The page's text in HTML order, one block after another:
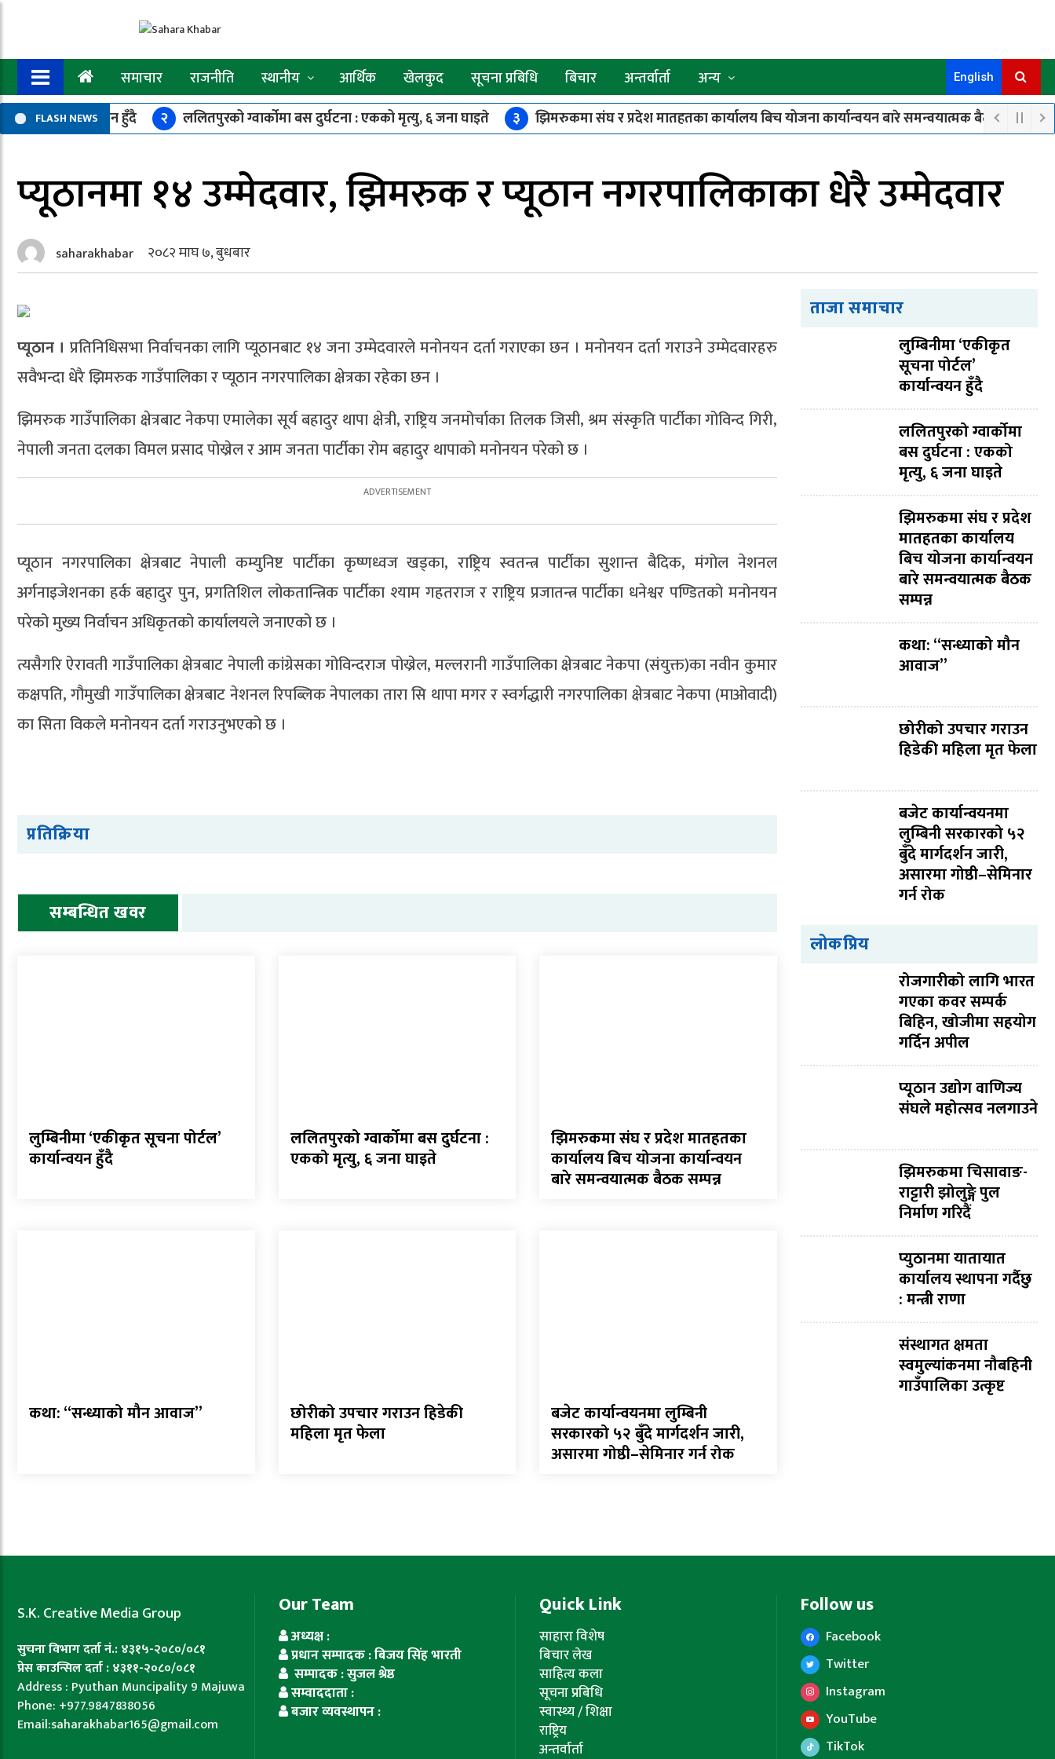
समाचार राजनीति स्थानीय आर्थिक खेलकुद सूचना प्रबिधि बिचार अन्तर्वार्ता अन्य English
FLASH NEWS
पोर्टल’ कार्यान्वयन हुँदै २ ललितपुरको ग्वार्कोमा बस दुर्घटना : एकको मृत्यु, ६ जना घाइते ३
झिमरुकमा संघ र प्रदेश मातहतका कार्यालय बिच योजना कार्यान्वयन बारे समन्वयात्मक बैठक सम्पन्न
प्यूठानमा १४ उम्मेदवार, झिमरुक र प्यूठान नगरपालिकाका धेरै उम्मेदवार
saharakhabar २०८२ माघ ७, बुधबार
प्यूठान । प्रतिनिधिसभा निर्वाचनका लागि प्यूठानबाट १४ जना उम्मेदवारले मनोनयन दर्ता गराएका छन । मनोनयन दर्ता गराउने उम्मेदवारहरु
सवैभन्दा धेरै झिमरुक गाउँपालिका र प्यूठान नगरपालिका क्षेत्रका रहेका छन ।
झिमरुक गाउँपालिका क्षेत्रबाट नेकपा एमालेका सूर्य बहादुर थापा क्षेत्री, राष्ट्रिय जनमोर्चाका तिलक जिसी, श्रम संस्कृति पार्टीका गोविन्द गिरी,
नेपाली जनता दलका विमल प्रसाद पोख्रेल र आम जनता पार्टीका रोम बहादुर थापाको मनोनयन परेको छ ।
प्यूठान नगरपालिका क्षेत्रबाट नेपाली कम्युनिष्ट पार्टीका कृष्णध्वज खड्का, राष्ट्रिय स्वतन्त्र पार्टीका सुशान्त बैदिक, मंगोल नेशनल
अर्गनाइजेशनका हर्क बहादुर पुन, प्रगतिशिल लोकतान्त्रिक पार्टीका श्याम गहतराज र राष्ट्रिय प्रजातन्त्र पार्टीका धनेश्वर पण्डितको मनोनयन
परेको मुख्य निर्वाचन अधिकृतको कार्यालयले जनाएको छ ।
त्यसैगरि ऐरावती गाउँपालिका क्षेत्रबाट नेपाली कांग्रेसका गोविन्दराज पोख्रेल, मल्लरानी गाउँपालिका क्षेत्रबाट नेकपा (संयुक्त)का नवीन कुमार
कक्षपति, गौमुखी गाउँपालिका क्षेत्रबाट नेशनल रिपब्लिक नेपालका तारा सि थापा मगर र स्वर्गद्धारी नगरपालिका क्षेत्रबाट नेकपा (माओवादी)
का सिता विकले मनोनयन दर्ता गराउनुभएको छ ।
प्रतिक्रिया
सम्बन्धित खवर
लुम्बिनीमा ‘एकीकृत सूचना पोर्टल’
कार्यान्वयन हुँदै
ललितपुरको ग्वार्कोमा बस दुर्घटना :
एकको मृत्यु, ६ जना घाइते
झिमरुकमा संघ र प्रदेश मातहतका
कार्यालय बिच योजना कार्यान्वयन
बारे समन्वयात्मक बैठक सम्पन्न
कथा: “सन्ध्याको मौन आवाज” छोरीको उपचार गराउन हिडेकी
महिला मृत फेला
बजेट कार्यान्वयनमा लुम्बिनी
सरकारको ५२ बुँदे मार्गदर्शन जारी,
असारमा गोष्ठी–सेमिनार गर्न रोक
ताजा समाचार
लुम्बिनीमा ‘एकीकृत
सूचना पोर्टल’
कार्यान्वयन हुँदै
ललितपुरको ग्वार्कोमा
बस दुर्घटना : एकको
मृत्यु, ६ जना घाइते
झिमरुकमा संघ र प्रदेश
मातहतका कार्यालय
बिच योजना कार्यान्वयन
बारे समन्वयात्मक बैठक
सम्पन्न
कथा: “सन्ध्याको मौन
आवाज”
छोरीको उपचार गराउन
हिडेकी महिला मृत फेला
बजेट कार्यान्वयनमा
लुम्बिनी सरकारको ५२
बुँदे मार्गदर्शन जारी,
असारमा गोष्ठी–सेमिनार
गर्न रोक
लोकप्रिय
रोजगारीको लागि भारत
गएका कवर सम्पर्क
बिहिन, खोजीमा सहयोग
गर्दिन अपील
प्यूठान उद्योग वाणिज्य
संघले महोत्सव नलगाउने
झिमरुकमा चिसावाङ-
राट्टारी झोलुङ्गे पुल
निर्माण गरिदैं
प्युठानमा यातायात
कार्यालय स्थापना गर्दैछु
: मन्त्री राणा
संस्थागत क्षमता
स्वमुल्यांकनमा नौबहिनी
गाउँपालिका उत्कृष्ट
S.K. Creative Media Group
सुचना विभाग दर्ता नं.: ४३१५-२०८०/०८१
प्रेस काउन्सिल दर्ता : ४३११-२०८०/०८१
Address : Pyuthan Muncipality 9 Majuwa
Phone: +977.9847838056
Email:saharakhabar165@gmail.com
Our Team
अध्यक्ष :
प्रधान सम्पादक : बिजय सिंह भारती
सम्पादक : सुजल श्रेष्ठ
सम्वाददाता :
बजार व्यवस्थापन :
Quick Link
साहारा विशेष
बिचार लेख
साहित्य कला
सूचना प्रबिधि
स्वास्थ्य / शिक्षा
राष्ट्रिय
अन्तर्वार्ता
Follow us
Facebook
Twitter
Instagram
YouTube
TikTok